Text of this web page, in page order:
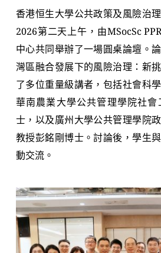
香港恒生大學公共政策及風險治
2026第二天上午，由MSocSc
中心共同舉辦了一場圓桌論壇。
灣區融合發展下的風險治理：新
了多位重量級講者，包括社會科
華南農業大學公共管理學院社
士，以及廣州大學公共管理學院
教授彭銘剛博士。討論後，學生
動交流。